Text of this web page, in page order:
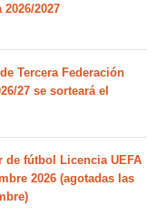
2027
Tercera Federación
27 se sorteará el
de fútbol Licencia UEFA
2026 (agotadas las